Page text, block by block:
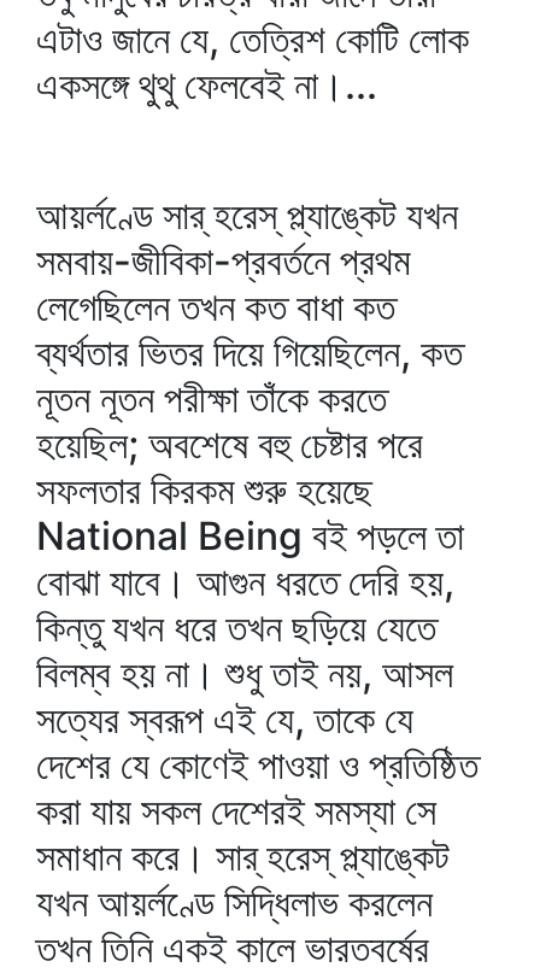
এটাও জানে যে, তেত্রিশ কোটি লোক
একসঙ্গে থুথু ফেলবেই না।...
আয়র্লণ্ডে সার্‌ হরেস্‌ প্ল্যাঙ্কেট যখন
সমবায়-জীবিকা-প্রবর্তনে প্রথম
লেগেছিলেন তখন কত বাধা কত
ব্যর্থতার ভিতর দিয়ে গিয়েছিলেন, কত
নূতন নূতন পরীক্ষা তাঁকে করতে
হয়েছিল; অবশেষে বহু চেষ্টার পরে
সফলতার কিরকম শুরু হয়েছে
National Being বই পড়লে তা
বোঝা যাবে। আগুন ধরতে দেরি হয়,
কিন্তু যখন ধরে তখন ছড়িয়ে যেতে
বিলম্ব হয় না। শুধু তাই নয়, আসল
সত্যের স্বরূপ এই যে, তাকে যে
দেশের যে কোণেই পাওয়া ও প্রতিষ্ঠিত
করা যায় সকল দেশেরই সমস্যা সে
সমাধান করে। সার্‌ হরেস্‌ প্ল্যাঙ্কেট
যখন আয়র্লণ্ডে সিদ্ধিলাভ করলেন
তখন তিনি একই কালে ভারতবর্ষের